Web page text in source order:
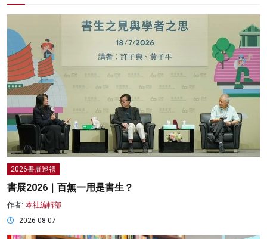
2026書展巡禮
書展2026｜百無一用是書生？
作者: 本社編輯部
2026-08-07